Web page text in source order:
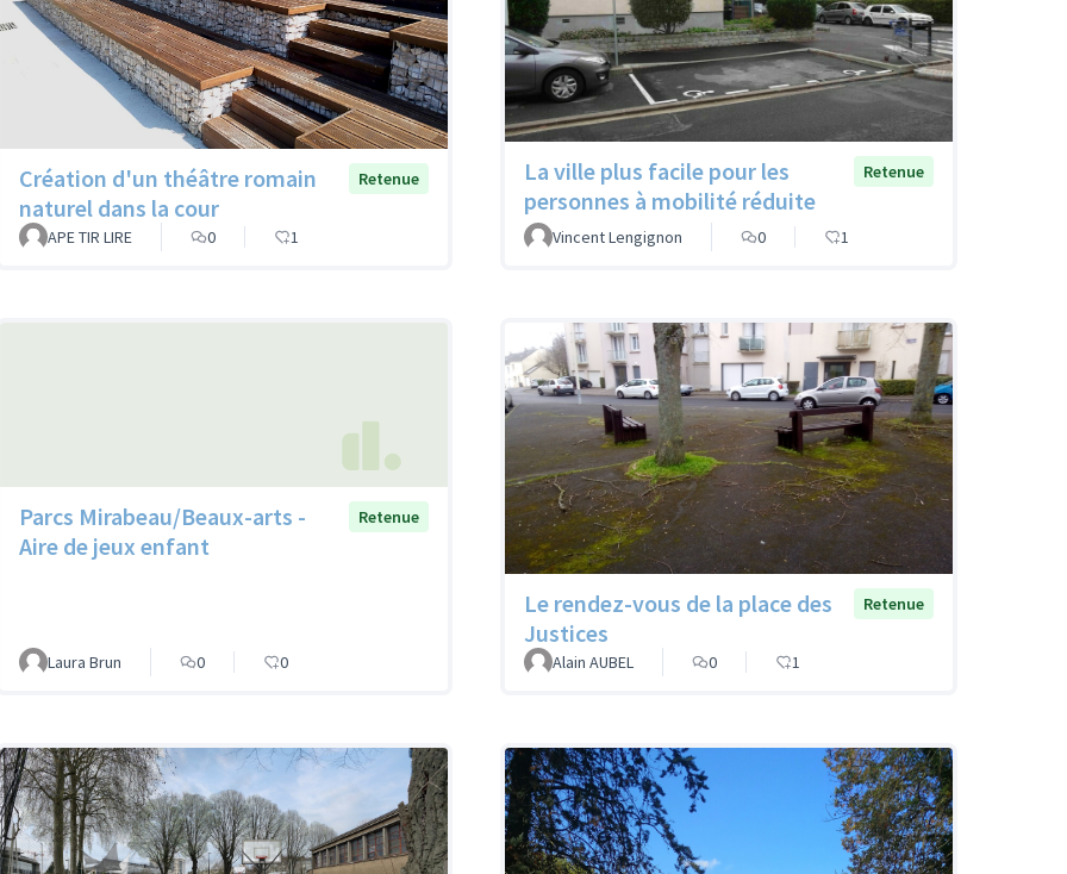
Création d'un théâtre romain
naturel dans la cour
Retenue
APE TIR LIRE 0 1
La ville plus facile pour les
personnes à mobilité réduite
Retenue
Vincent Lengignon 0 1
Parcs Mirabeau/Beaux-arts -
Aire de jeux enfant
Retenue
Laura Brun 0 0
Le rendez-vous de la place des
Justices
Retenue
Alain AUBEL 0 1